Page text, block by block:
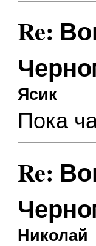
Re:
Ясик
Пока
Re:
Николай